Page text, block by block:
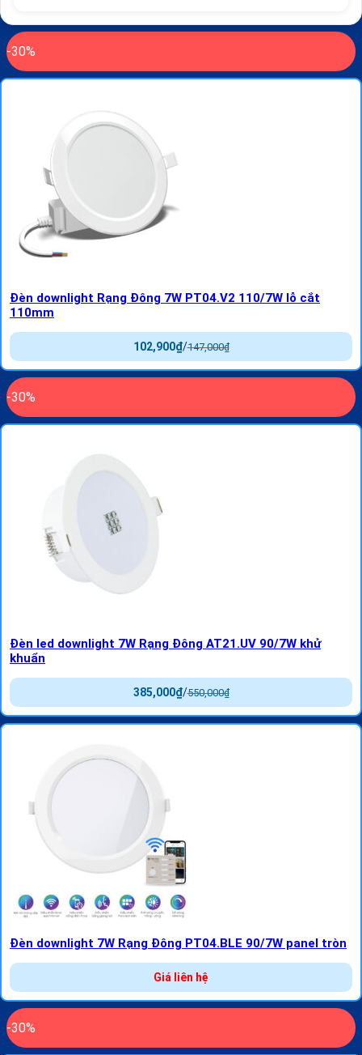
-30%
Đèn downlight Rạng Đông 7W PT04.V2 110/7W lỗ cắt
110mm
147,000₫
/
102,900₫
-30%
Đèn led downlight 7W Rạng Đông AT21.UV 90/7W khử
khuẩn
550,000₫
/
385,000₫
Đèn downlight 7W Rạng Đông PT04.BLE 90/7W panel tròn
Giá liên hệ
-30%